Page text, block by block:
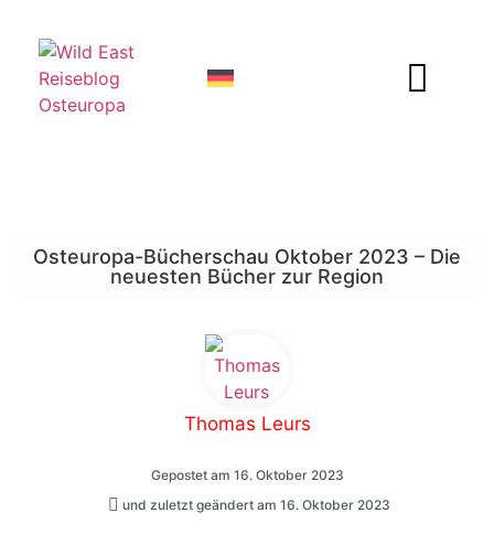
Osteuropa-Bücherschau Oktober 2023 – Die
neuesten Bücher zur Region
Thomas Leurs
Gepostet am 16. Oktober 2023
und zuletzt geändert am 16. Oktober 2023